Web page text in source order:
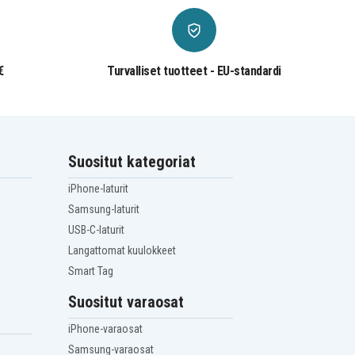
Turvalliset tuotteet - EU-standardi
Suositut kategoriat
iPhone-laturit
Samsung-laturit
USB-C-laturit
Langattomat kuulokkeet
Smart Tag
Suositut varaosat
iPhone-varaosat
Samsung-varaosat